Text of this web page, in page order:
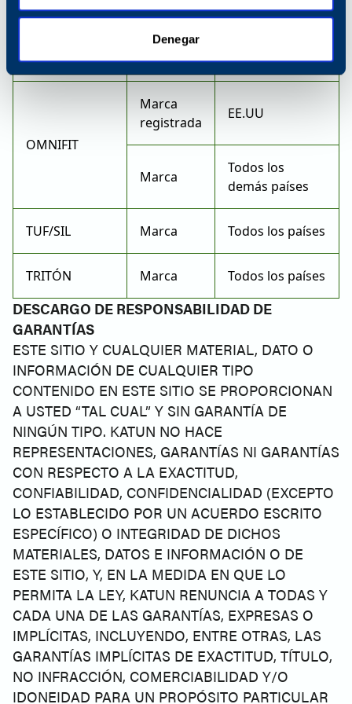
Denegar
Marca
demás países
OMNIFIT
Marca
registrada
EE.UU
Marca
Todos los
demás países
TUF/SIL Marca Todos los países
TRITÓN Marca Todos los países
DESCARGO DE RESPONSABILIDAD DE
GARANTÍAS
ESTE SITIO Y CUALQUIER MATERIAL, DATO O
INFORMACIÓN DE CUALQUIER TIPO
CONTENIDO EN ESTE SITIO SE PROPORCIONAN
A USTED “TAL CUAL” Y SIN GARANTÍA DE
NINGÚN TIPO. KATUN NO HACE
REPRESENTACIONES, GARANTÍAS NI GARANTÍAS
CON RESPECTO A LA EXACTITUD,
CONFIABILIDAD, CONFIDENCIALIDAD (EXCEPTO
LO ESTABLECIDO POR UN ACUERDO ESCRITO
ESPECÍFICO) O INTEGRIDAD DE DICHOS
MATERIALES, DATOS E INFORMACIÓN O DE
ESTE SITIO, Y, EN LA MEDIDA EN QUE LO
PERMITA LA LEY, KATUN RENUNCIA A TODAS Y
CADA UNA DE LAS GARANTÍAS, EXPRESAS O
IMPLÍCITAS, INCLUYENDO, ENTRE OTRAS, LAS
GARANTÍAS IMPLÍCITAS DE EXACTITUD, TÍTULO,
NO INFRACCIÓN, COMERCIABILIDAD Y/O
IDONEIDAD PARA UN PROPÓSITO PARTICULAR